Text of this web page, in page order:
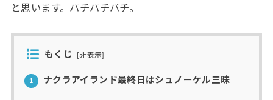
と思います。パチパチパチ。
もくじ [非表示
1 ナクラアイランド最終日はシュノーケル三昧